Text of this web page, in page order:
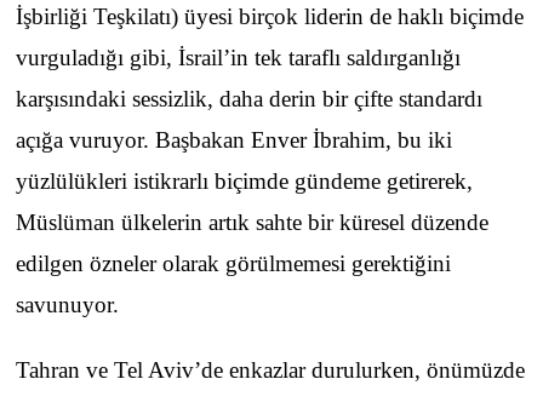
İşbirliği Teşkilatı) üyesi birçok liderin de haklı biçimde
vurguladığı gibi, İsrail’in tek taraflı saldırganlığı
karşısındaki sessizlik, daha derin bir çifte standardı
açığa vuruyor. Başbakan Enver İbrahim, bu iki
yüzlülükleri istikrarlı biçimde gündeme getirerek,
Müslüman ülkelerin artık sahte bir küresel düzende
edilgen özneler olarak görülmemesi gerektiğini
savunuyor.
Tahran ve Tel Aviv’de enkazlar durulurken, önümüzde